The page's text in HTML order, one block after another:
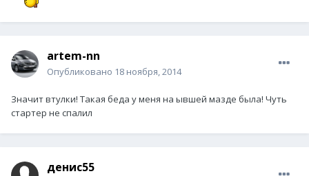
artem-nn
Опубликовано 18 ноября, 2014
Значит втулки! Такая беда у меня на ывшей мазде была! Чуть
стартер не спалил
денис55